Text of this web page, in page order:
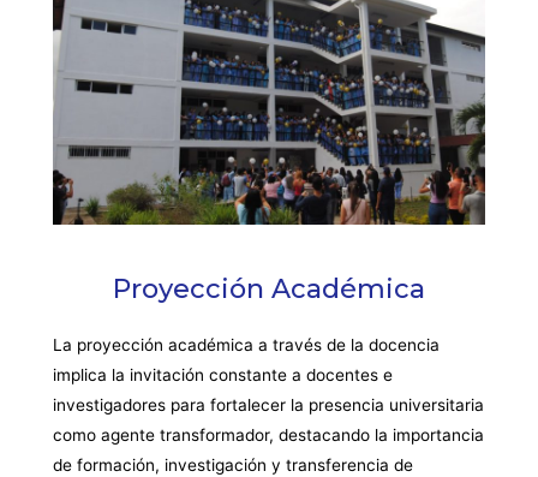
Proyección Académica
La proyección académica a través de la docencia
implica la invitación constante a docentes e
investigadores para fortalecer la presencia universitaria
como agente transformador, destacando la importancia
de formación, investigación y transferencia de